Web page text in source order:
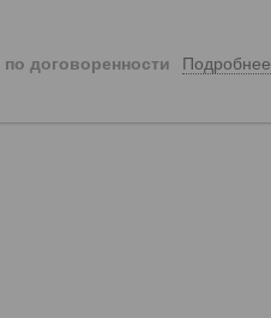
по договоренности Подробнее